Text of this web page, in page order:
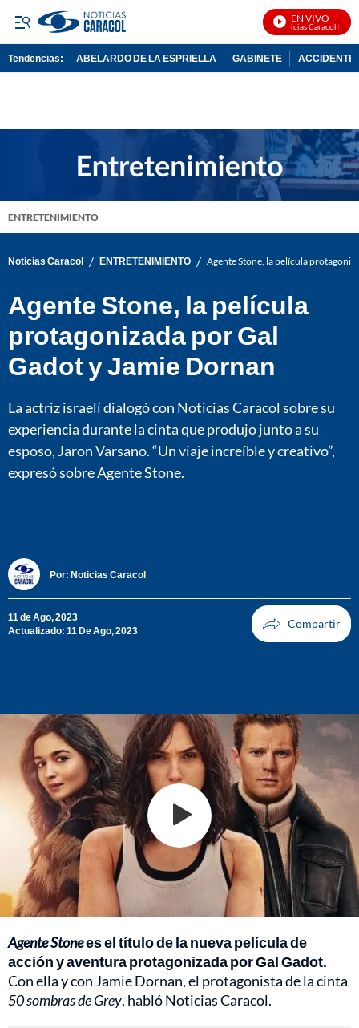
EN VIVO
Noticias Caracol En
Tendencias: ABELARDO DE LA ESPRIELLA GABINETE ACCIDENTE
ENTRETENIMIENTO
Noticias Caracol / ENTRETENIMIENTO / Agente Stone, la película
Agente Stone, la película
protagonizada por Gal
Gadot y Jamie Dornan
La actriz israelí dialogó con Noticias Caracol sobre su
experiencia durante la cinta que produjo junto a su
esposo, Jaron Varsano. “Un viaje increíble y creativo”,
expresó sobre Agente Stone.
Por: Noticias Caracol
11 de Ago, 2023
Actualizado: 11 De Ago, 2023
Agente Stonees el título de la nueva película de
acción y aventura protagonizada por Gal Gadot.
Con ella y con Jamie Dornan, el protagonista de la cinta
50 sombras de Grey, habló Noticias Caracol.